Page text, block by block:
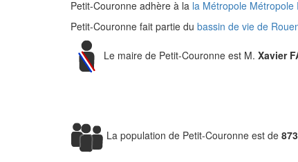
Petit-Couronne adhère à la la Métropole
Petit-Couronne fait partie du bassin de vie de
Le maire de Petit-Couronne est M. Xavier
La population de Petit-Couronne est de